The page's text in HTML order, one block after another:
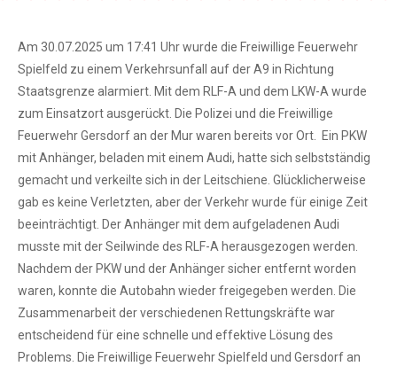
Am 30.07.2025 um 17:41 Uhr wurde die Freiwillige Feuerwehr
Spielfeld zu einem Verkehrsunfall auf der A9 in Richtung
Staatsgrenze alarmiert. Mit dem RLF-A und dem LKW-A wurde
zum Einsatzort ausgerückt. Die Polizei und die Freiwillige
Feuerwehr Gersdorf an der Mur waren bereits vor Ort. Ein PKW
mit Anhänger, beladen mit einem Audi, hatte sich selbstständig
gemacht und verkeilte sich in der Leitschiene. Glücklicherweise
gab es keine Verletzten, aber der Verkehr wurde für einige Zeit
beeinträchtigt. Der Anhänger mit dem aufgeladenen Audi
musste mit der Seilwinde des RLF-A herausgezogen werden.
Nachdem der PKW und der Anhänger sicher entfernt worden
waren, konnte die Autobahn wieder freigegeben werden. Die
Zusammenarbeit der verschiedenen Rettungskräfte war
entscheidend für eine schnelle und effektive Lösung des
Problems. Die Freiwillige Feuerwehr Spielfeld und Gersdorf an